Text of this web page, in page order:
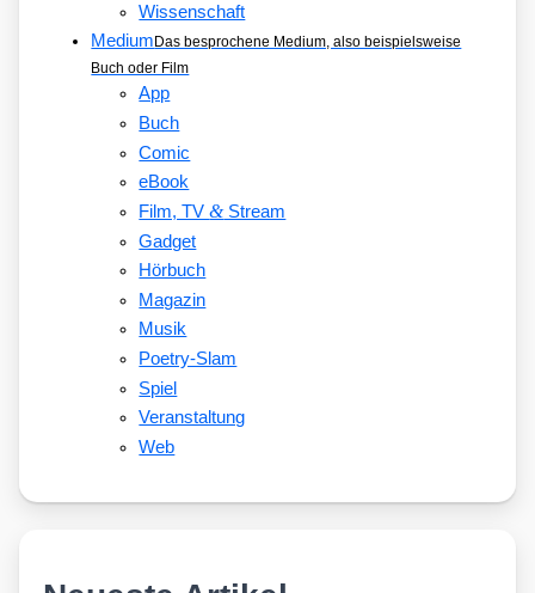
Wissenschaft
Medium Das besprochene Medium, also beispielsweise
Buch oder Film
App
Buch
Comic
eBook
Film, TV&Stream
Gadget
Hörbuch
Magazin
Musik
Poetry-Slam
Spiel
Veranstaltung
Web